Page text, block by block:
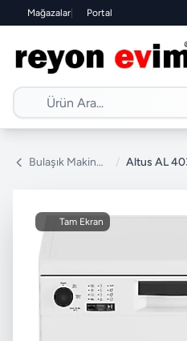
Mağazalar| Portal
Bulaşık Makinesi /
Tam Ekran